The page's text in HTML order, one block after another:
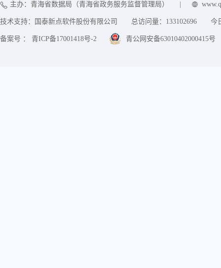
主办：青海省数据局（青海省政务服务监督管理局）
技术支持：国泰新点软件股份有限公司 总访问量： 133102696 今
备案号 ： 青ICP备17001418号-2 青公网安备63010402000415号